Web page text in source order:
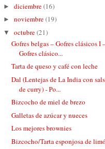
► diciembre(16)
► noviembre(19)
▼ octubre(21)
Gofres belgas – Gofres clásicos I
Gofres clásico...
Tarta de queso y café con leche
Dal (Lentejas de La India con
de curry) - Po...
Bizcocho de miel de brezo
Galletas de azúcar y nueces
Los mejores brownies
Bizcocho/Tarta esponjosa de